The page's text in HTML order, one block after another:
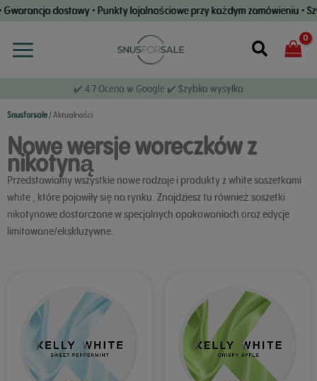
Przejdź
do
treści
dostawy • Punkty lojalnościowe przy każdym zamówieniu •
✔️ 4.7 Ocena w Google ✔️ Szybka wysyłka
Snusforsale/Aktualności
Nowe wersje woreczków z
nikotyną
Przedstawiamy wszystkie nowe rodzaje i produkty z white saszetkami
white , które pojawiły się na rynku. Znajdziesz tu również saszetki
nikotynowe dostarczane w specjalnych opakowaniach oraz edycje
limitowane/ekskluzywne.